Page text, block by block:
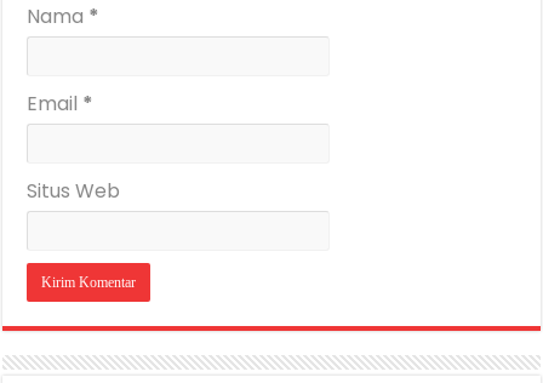
Nama *
Email *
Situs Web